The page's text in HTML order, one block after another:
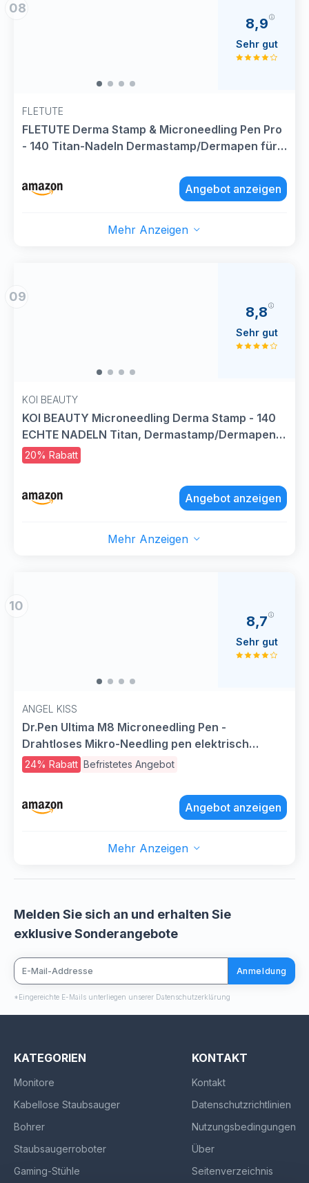
08
FLETUTE
FLETUTE Derma Stamp & Microneedling Pen Pro
- 140 Titan-Nadeln Dermastamp/Dermapen für
(Dermatologisch geprüft)
8,9
Sehr gut
Angebot anzeigen
Mehr Anzeigen
09
KOI BEAUTY
KOI BEAUTY Microneedling Derma Stamp - 140
ECHTE NADELN Titan, Dermastamp/Dermapen
für Haare, Bart, Gesicht, Körper, Beste Derma
roller Alternative
20% Rabatt
8,8
Sehr gut
Angebot anzeigen
Mehr Anzeigen
10
ANGEL KISS
Dr.Pen Ultima M8 Microneedling Pen -
Drahtloses Mikro-Needling pen elektrisch
Derma Pen für Gesicht, Körper and Hautpflege,
Microneedling Stift - mit 5 Stück 16-Pin-
24% Rabatt Befristetes Angebot
8,7
Sehr gut
Angebot anzeigen
Mehr Anzeigen
Melden Sie sich an und erhalten Sie
exklusive Sonderangebote
Anmeldung
*Eingereichte E-Mails unterliegen unserer Datenschutzerklärung
KATEGORIEN
Monitore
Kabellose Staubsauger
Bohrer
Staubsaugerroboter
Gaming-Stühle
KONTAKT
Kontakt
Datenschutzrichtlinien
Nutzungsbedingungen
Über
Seitenverzeichnis